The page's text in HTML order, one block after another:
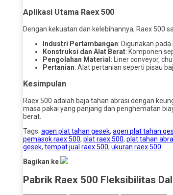
Aplikasi Utama Raex 500
Dengan kekuatan dan kelebihannya, Raex 500
Industri Pertambangan: Digunakan
Konstruksi dan Alat Berat: Komponen
Pengolahan Material : Liner conveyor,
Pertanian: Alat pertanian seperti pisau
Kesimpulan
Raex 500 adalah baja tahan abrasi dengan
masa pakai yang panjang dan penghematan
berat.
Tags: agen plat tahan gesek, agen plat tahan
pemasok raex 500, plat raex 500, plat tahan
gesek, tempat jual raex 500, ukuran raex 500
Bagikan ke
Pabrik Raex 500 Fleksibilitas